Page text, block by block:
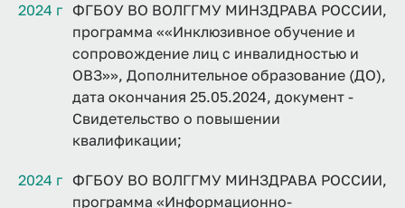
2024 г ФГБОУ ВО ВОЛГГМУ МИНЗДРАВА РОССИИ,
программа ««Инклюзивное обучение и
сопровождение лиц с инвалидностью и
ОВЗ»», Дополнительное образование (ДО),
дата окончания 25.05.2024, документ -
Свидетельство о повышении
квалификации;
2024 г ФГБОУ ВО ВОЛГГМУ МИНЗДРАВА РОССИИ,
программа «Информационно-